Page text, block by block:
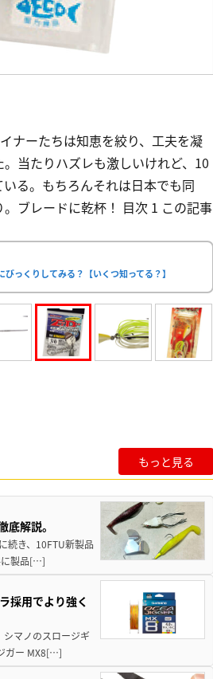
ナーたちは知恵を絞り、工夫を凝
当たりハズレも激しいけれど、10
る。もちろんそれは日本でも同
ブレードに乾杯！ 目次 1 この記事
っくりしてみる？【いくつ知ってる？】
もっと見る
解説。
続き、10FTU新製品
に製品[…]
採用でより強く
マノのスロージギ
ガー MX8[…]